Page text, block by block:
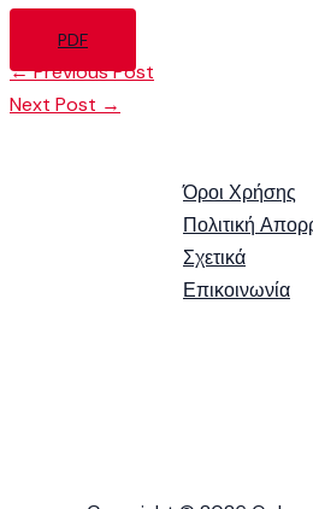
PDF
←Previous Post
Next Post →
Όροι Χρήσης
Πολιτική
Σχετικά
Επικοινωνία